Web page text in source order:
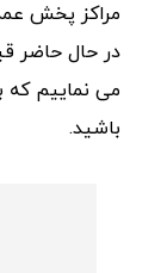
مراکز پخش
می نماییم
باشید.